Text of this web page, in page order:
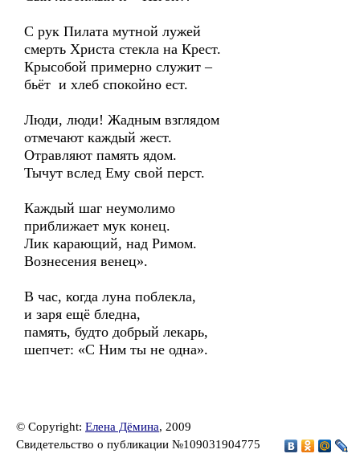
С рук Пилата мутной лужей
смерть Христа стекла на Крест.
Крысобой примерно служит –
бьёт и хлеб спокойно ест.
Люди, люди! Жадным взглядом
отмечают каждый жест.
Отравляют память ядом.
Тычут вслед Ему свой перст.
Каждый шаг неумолимо
приближает мук конец.
Лик карающий, над Римом.
Вознесения венец».
В час, когда луна поблекла,
и заря ещё бледна,
память, будто добрый лекарь,
шепчет: «С Ним ты не одна».
© Copyright: Елена Дёмина, 2009
Свидетельство о публикации №109031904775